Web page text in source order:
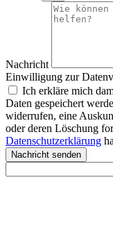
Nachricht
Einwilligung zur
Ich erkläre mich
Daten gespeichert
widerrufen, eine
oder deren Löschung
Datenschutzerklärung
Nachricht senden